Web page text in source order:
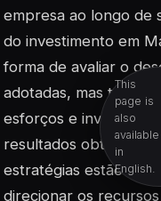
This
page is
also
available
in
English.
empresa ao longo de
do investimento em
forma de avaliar o
adotadas, mas
esforços e
resultados obtidos, é
estratégias estão
direcionar os